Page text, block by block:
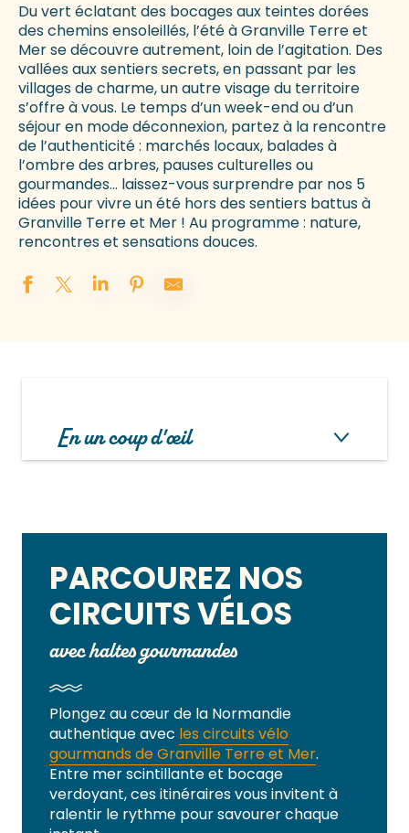
Du vert éclatant des bocages aux teintes dorées
des chemins ensoleillés, l’été à Granville Terre et
Mer se découvre autrement, loin de l’agitation. Des
vallées aux sentiers secrets, en passant par les
villages de charme, un autre visage du territoire
s’offre à vous. Le temps d’un week-end ou d’un
séjour en mode déconnexion, partez à la rencontre
de l’authenticité : marchés locaux, balades à
l’ombre des arbres, pauses culturelles ou
gourmandes… laissez-vous surprendre par nos 5
idées pour vivre un été hors des sentiers battus à
Granville Terre et Mer ! Au programme : nature,
rencontres et sensations douces.
En un coup d'œil
PARCOUREZ NOS
CIRCUITS VÉLOS
avec haltes gourmandes
Plongez au cœur de la Normandie
authentique avec les circuits vélo
gourmands de Granville Terre et Mer.
Entre mer scintillante et bocage
verdoyant, ces itinéraires vous invitent à
ralentir le rythme pour savourer chaque